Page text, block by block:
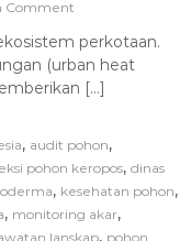
Comment
perkotaan.
(urban heat
[…]
, audit pohon,
pohon keropos, dinas
, kesehatan pohon,
, monitoring akar,
lanskap, pohon